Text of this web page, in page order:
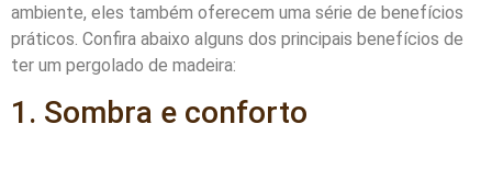
ambiente, eles também oferecem uma série de benefícios
práticos. Confira abaixo alguns dos principais benefícios de
ter um pergolado de madeira:
1. Sombra e conforto